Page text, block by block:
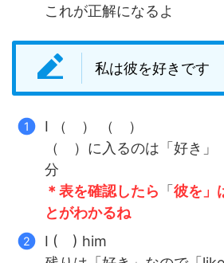
これが正解になるよ
私は彼を好きです
I （ ） （ ）
（ ）に入るのは「好き」
分
＊表を確認したら 「彼を」
とがわかるね
I ( ) him